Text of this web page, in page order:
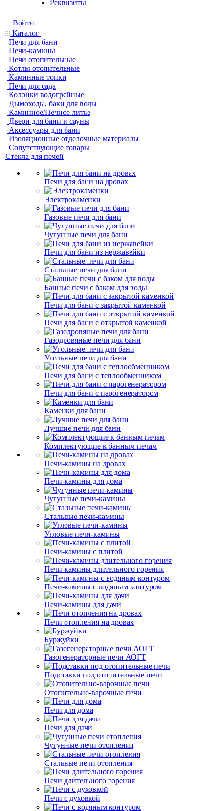
Реквизиты
Войти
Каталог
Печи для бани
Печи-камины
Печи отопительные
Котлы отопительные
Каминные топки
Печи для сада
Колонки водогрейные
Дымоходы, баки для воды
Каминное/Печное литье
Двери для бани и сауны
Аксессуары для бани
Изоляционные отделочные материалы
Сопутствующие товары
Стекла для печей
Печи для бани на дровах
Электрокаменки
Газовые печи для бани
Чугунные печи для бани
Печи для бани из нержавейки
Стальные печи для бани
Банные печи с баком для воды
Печи для бани с закрытой каменкой
Печи для бани с открытой каменкой
Газодровяные печи для бани
Угольные печи для бани
Печи для бани с теплообменником
Печи для бани с парогенератором
Каменки для бани
Лучшие печи для бани
Комплектующие к банным печам
Печи-камины на дровах
Печи-камины для дома
Чугунные печи-камины
Стальные печи-камины
Угловые печи-камины
Печи-камины с плитой
Печи-камины длительного горения
Печи-камины с водяным контуром
Печи-камины для дачи
Печи отопления на дровах
Буржуйки
Газогенераторные печи АОГТ
Подставки под отопительные печи
Отопительно-варочные печи
Печи для дома
Печи для дачи
Чугунные печи отопления
Стальные печи отопления
Печи длительного горения
Печи с духовкой